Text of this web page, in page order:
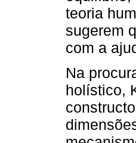
teoria
sugerem
com a
Na
holístico,